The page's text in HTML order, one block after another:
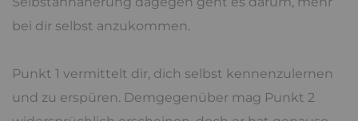
bei dir selbst anzukommen.
Punkt 1 vermittelt dir, dich selbst kennenzulernen
und zu erspüren. Demgegenüber mag Punkt 2